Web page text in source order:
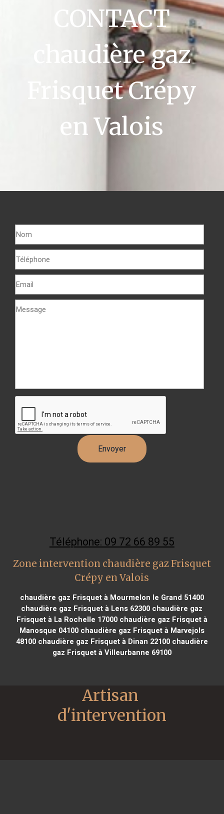
CONTACT
chaudière gaz
Frisquet Crépy
en Valois
Téléphone: 09 72 66 89 55
Zone intervention chaudière gaz Frisquet
Crépy en Valois
chaudière gaz Frisquet à Mourmelon le Grand 51400
chaudière gaz Frisquet à Lens 62300 chaudière gaz
Frisquet à La Rochelle 17000chaudière gaz Frisquet à
Manosque 04100chaudière gaz Frisquet à Marvejols
48100chaudière gaz Frisquet à Dinan 22100chaudière
gaz Frisquet à Villeurbanne 69100
Artisan
d'intervention